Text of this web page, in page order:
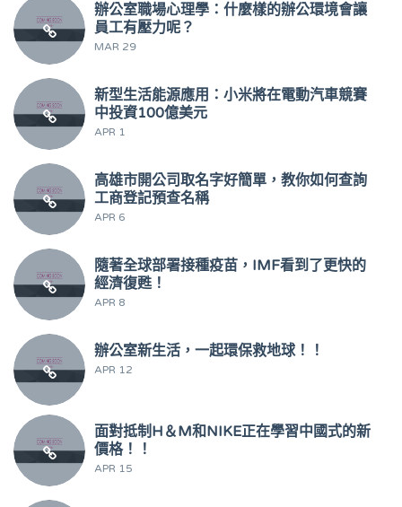
辦公室職場心理學：什麼樣的辦公環境會讓
員工有壓力呢？
MAR 29
新型生活能源應用：小米將在電動汽車競賽
中投資100億美元
APR 1
高雄市開公司取名字好簡單，教你如何查詢
工商登記預查名稱
APR 6
隨著全球部署接種疫苗，IMF看到了更快的
經濟復甦！
APR 8
辦公室新生活，一起環保救地球！！
APR 12
面對抵制H＆M和NIKE正在學習中國式的新
價格！！
APR 15